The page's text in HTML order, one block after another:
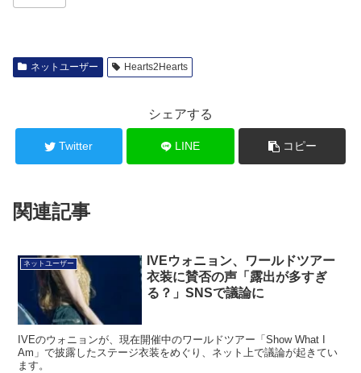
ネットユーザー Hearts2Hearts
シェアする
Twitter LINE コピー
関連記事
ネットユーザー
IVEウォニョン、ワールドツアー
衣装に賛否の声「露出が多すぎ
る？」SNSで議論に
IVEのウォニョンが、現在開催中のワールドツアー「Show What I
Am」で披露したステージ衣装をめぐり、ネット上で議論が起きてい
ます。